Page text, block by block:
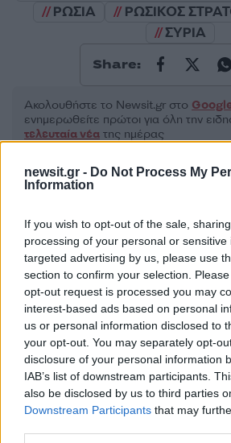
newsit.gr - Do Not Process My
Information
If you wish to opt-out of the sale,
processing of your personal or
targeted advertising by us, please use
section to confirm your selection.
opt-out request is processed you may
interest-based ads based on personal
us or personal information disclosed to
your opt-out. You may separately opt-
disclosure of your personal information
IAB’s list of downstream participants.
also be disclosed by us to third parties
Downstream Participants that may
ΡΩΣΙΑ
ΡΩΣΙΚΟΣ
ΣΥΡΙΑ
Share:
Ακολουθήστε το Νewsit.gr στο
ενημερωθείτε πρώτοι για όλη την
τελευταία νέα της ημέρας
Πιο δημοφιλή
1 Έφυγαν οι συνεργάτες,
Καρυστιανού - Η επόμενη
«Ελπίδα για τη
2Συγκίνηση στο τελευταίο
Χαλκιά: Με την
κλαρίνα αποχαιρέτησαν
φωνή της μεταπολίτευσης
3Ο Κώστας Σαμαράς
φωτογραφία για την
αδελφής του, Λένας